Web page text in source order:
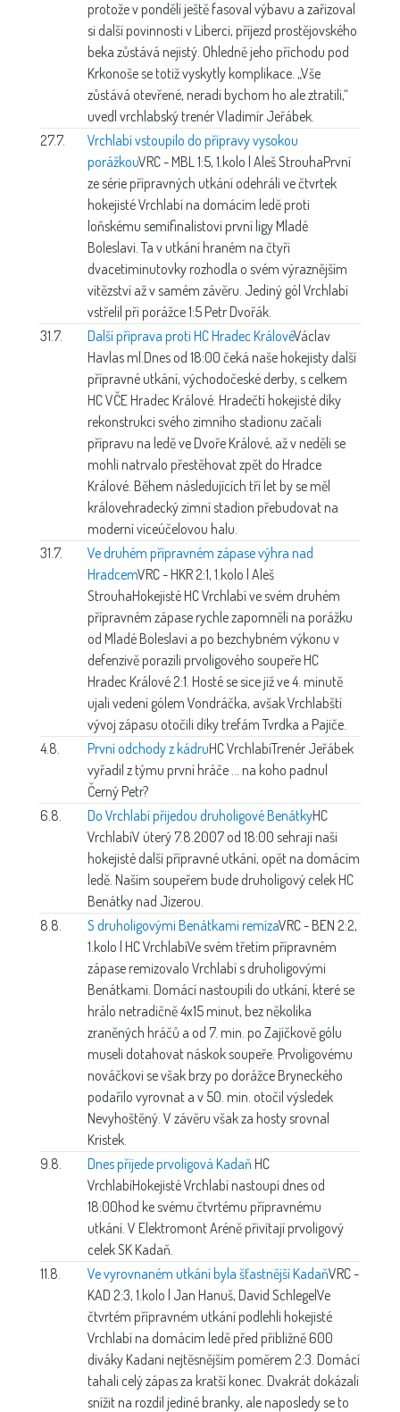
protože v pondělí ještě fasoval výbavu a zařizoval
si další povinnosti v Liberci, příjezd prostějovského
beka zůstává nejistý. Ohledně jeho příchodu pod
Krkonoše se totiž vyskytly komplikace. „Vše
zůstává otevřené, neradi bychom ho ale ztratili,“
uvedl vrchlabský trenér Vladimír Jeřábek.
27.7.
Vrchlabí vstoupilo do přípravy vysokou
porážkouVRC - MBL 1:5, 1.kolo | Aleš StrouhaPrvní
ze série přípravných utkání odehráli ve čtvrtek
hokejisté Vrchlabí na domácím ledě proti
loňskému semifinalistovi první ligy Mladé
Boleslavi. Ta v utkání hraném na čtyři
dvacetiminutovky rozhodla o svém výraznějším
vítězství až v samém závěru. Jediný gól Vrchlabí
vstřelil při porážce 1:5 Petr Dvořák.
31.7.
Další příprava proti HC Hradec KrálovéVáclav
Havlas ml. Dnes od 18:00 čeká naše hokejisty další
přípravné utkání, východočeské derby, s celkem
HC VČE Hradec Králové. Hradečtí hokejisté díky
rekonstrukci svého zimního stadionu začali
přípravu na ledě ve Dvoře Králové, až v neděli se
mohli natrvalo přestěhovat zpět do Hradce
Králové. Během následujících tří let by se měl
královehradecký zimní stadion přebudovat na
moderní víceúčelovou halu.
31.7.
Ve druhém přípravném zápase výhra nad
HradcemVRC - HKR 2:1, 1.kolo | Aleš
StrouhaHokejisté HC Vrchlabí ve svém druhém
přípravném zápase rychle zapomněli na porážku
od Mladé Boleslavi a po bezchybném výkonu v
defenzivě porazili prvoligového soupeře HC
Hradec Králové 2:1. Hosté se sice již ve 4. minutě
ujali vedení gólem Vondráčka, avšak Vrchlabští
vývoj zápasu otočili díky trefám Tvrdka a Pajiče.
4.8.
První odchody z kádruHC VrchlabíTrenér Jeřábek
vyřadil z týmu první hráče ... na koho padnul
Černý Petr?
6.8.
Do Vrchlabí přijedou druholigové BenátkyHC
VrchlabíV úterý 7.8.2007 od 18:00 sehrají naši
hokejisté další přípravné utkání, opět na domácím
ledě. Naším soupeřem bude druholigový celek HC
Benátky nad Jizerou.
8.8.
S druholigovými Benátkami remízaVRC - BEN 2:2,
1.kolo | HC VrchlabíVe svém třetím přípravném
zápase remizovalo Vrchlabí s druholigovými
Benátkami. Domácí nastoupili do utkání, které se
hrálo netradičně 4x15 minut, bez několika
zraněných hráčů a od 7. min. po Zajíčkově gólu
museli dotahovat náskok soupeře. Prvoligovému
nováčkovi se však brzy po dorážce Bryneckého
podařilo vyrovnat a v 50. min. otočil výsledek
Nevyhoštěný. V závěru však za hosty srovnal
Kristek.
9.8.
Dnes přijede prvoligová Kadaň HC
VrchlabíHokejisté Vrchlabí nastoupí dnes od
18:00hod ke svému čtvrtému přípravnému
utkání. V Elektromont Aréně přivítají prvoligový
celek SK Kadaň.
11.8.
Ve vyrovnaném utkání byla šťastnější KadaňVRC -
KAD 2:3, 1.kolo | Jan Hanuš, David SchlegelVe
čtvrtém přípravném utkání podlehli hokejisté
Vrchlabí na domácím ledě před přibližně 600
diváky Kadani nejtěsnějším poměrem 2:3. Domácí
tahali celý zápas za kratší konec. Dvakrát dokázali
snížit na rozdíl jediné branky, ale naposledy se to